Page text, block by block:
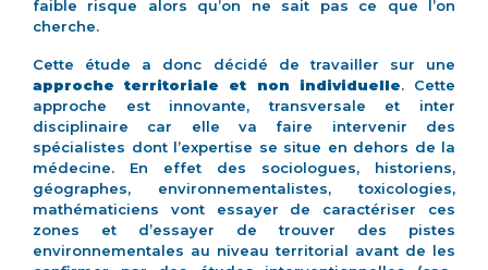
faible risque alors qu’on ne sait pas ce que l’on
cherche.
Cette étude a donc décidé de travailler sur une
approche territoriale et non individuelle. Cette
approche est innovante, transversale et inter
disciplinaire car elle va faire intervenir des
spécialistes dont l’expertise se situe en dehors de la
médecine. En effet des sociologues, historiens,
géographes, environnementalistes, toxicologies,
mathématiciens vont essayer de caractériser ces
zones et d’essayer de trouver des pistes
environnementales au niveau territorial avant de les